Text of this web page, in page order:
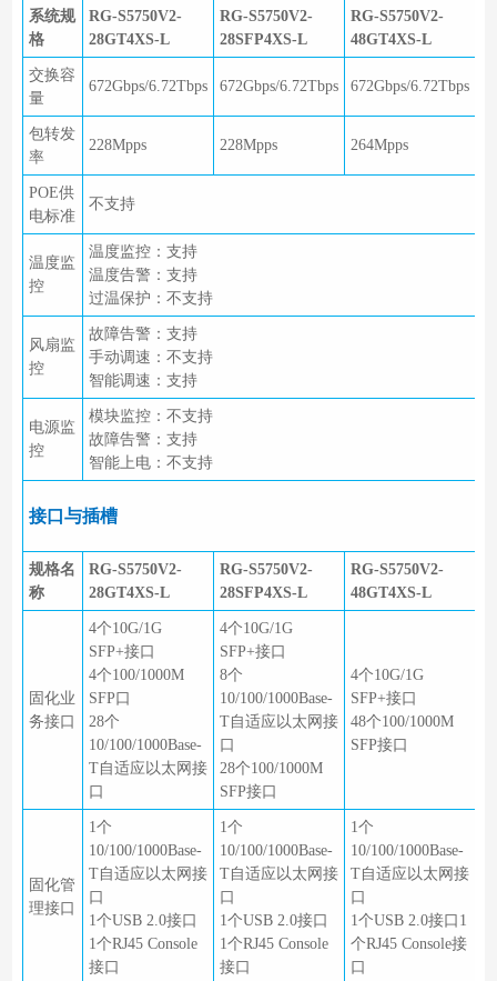
系统规
格
RG-S5750V2-
28GT4XS-L
RG-S5750V2-
28SFP4XS-L
RG-S5750V2-
48GT4XS-L
交换容
量
672Gbps/6.72Tbps 672Gbps/6.72Tbps 672Gbps/6.72Tbps
包转发
率
228Mpps 228Mpps 264Mpps
POE供
电标准
不支持
温度监
控
温度监控：支持
温度告警：支持
过温保护：不支持
风扇监
控
故障告警：支持
手动调速：不支持
智能调速：支持
电源监
控
模块监控：不支持
故障告警：支持
智能上电：不支持
接口与插槽
规格名
称
RG-S5750V2-
28GT4XS-L
RG-S5750V2-
28SFP4XS-L
RG-S5750V2-
48GT4XS-L
固化业
务接口
4个10G/1G
SFP+接口
4个100/1000M
SFP口
28个
10/100/1000Base-
T自适应以太网接
口
4个10G/1G
SFP+接口
8个
10/100/1000Base-
T自适应以太网接
口
28个100/1000M
SFP接口
4个10G/1G
SFP+接口
48个100/1000M
SFP接口
固化管
理接口
1个
10/100/1000Base-
T自适应以太网接
口
1个USB 2.0接口
1个RJ45 Console
接口
1个
10/100/1000Base-
T自适应以太网接
口
1个USB 2.0接口
1个RJ45 Console
接口
1个
10/100/1000Base-
T自适应以太网接
口
1个USB 2.0接口1
个RJ45 Console接
口